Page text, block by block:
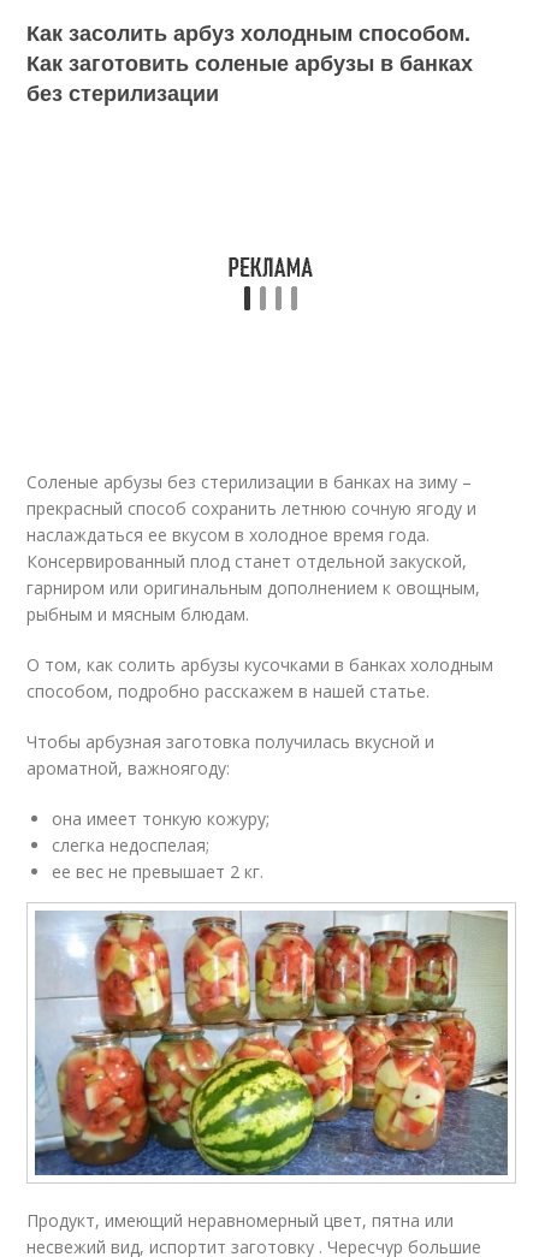
Как засолить арбуз холодным способом.
Как заготовить соленые арбузы в банках
без стерилизации
Соленые арбузы без стерилизации в банках на зиму –
прекрасный способ сохранить летнюю сочную ягоду и
наслаждаться ее вкусом в холодное время года.
Консервированный плод станет отдельной закуской,
гарниром или оригинальным дополнением к овощным,
рыбным и мясным блюдам.
О том, как солить арбузы кусочками в банках холодным
способом, подробно расскажем в нашей статье.
Чтобы арбузная заготовка получилась вкусной и
ароматной, важноягоду:
она имеет тонкую кожуру;
слегка недоспелая;
ее вес не превышает 2 кг.
Продукт, имеющий неравномерный цвет, пятна или
несвежий вид, испортит заготовку . Чересчур большие